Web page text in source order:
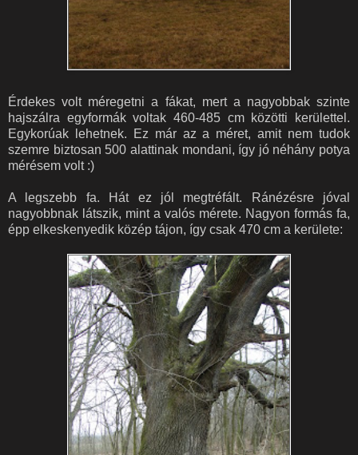
Érdekes volt méregetni a fákat, mert a nagyobbak szinte
hajszálra egyformák voltak 460-485 cm közötti kerülettel.
Egykorúak lehetnek. Ez már az a méret, amit nem tudok
szemre biztosan 500 alattinak mondani, így jó néhány potya
mérésem volt :)
A legszebb fa. Hát ez jól megtréfált. Ránézésre jóval
nagyobbnak látszik, mint a valós mérete. Nagyon formás fa,
épp elkeskenyedik közép tájon, így csak 470 cm a kerülete: